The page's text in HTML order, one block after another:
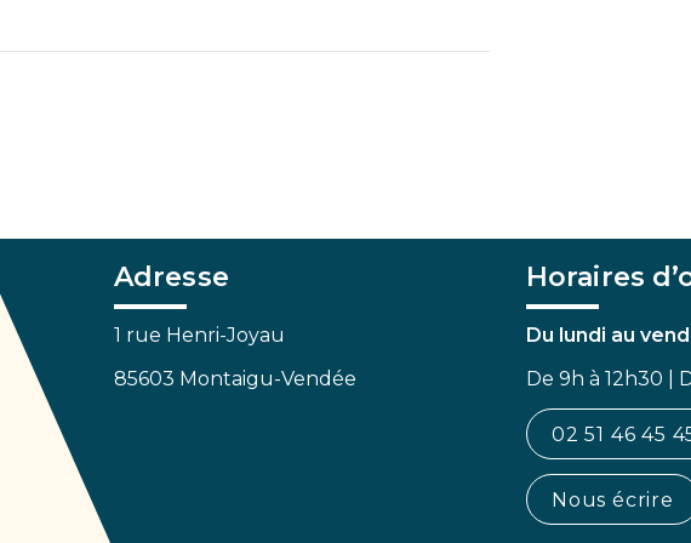
Adresse
1 rue Henri-Joyau
85603 Montaigu-Vendée
Horaires
Du lundi au
De 9h à 12h30 |
02 51 46 45
Nous écrire